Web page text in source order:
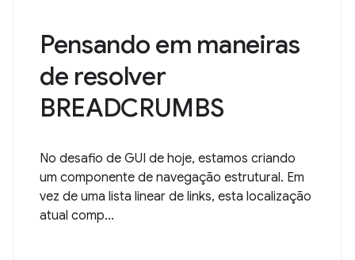
Pensando em maneiras
de resolver
BREADCRUMBS
No desafio de GUI de hoje, estamos criando
um componente de navegação estrutural. Em
vez de uma lista linear de links, esta localização
atual comp...